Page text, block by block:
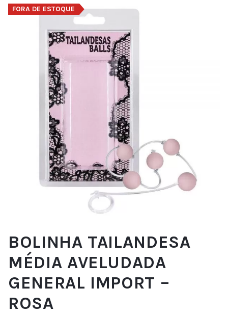
FORA DE ESTOQUE
BOLINHA TAILANDESA
MÉDIA AVELUDADA
GENERAL IMPORT –
ROSA